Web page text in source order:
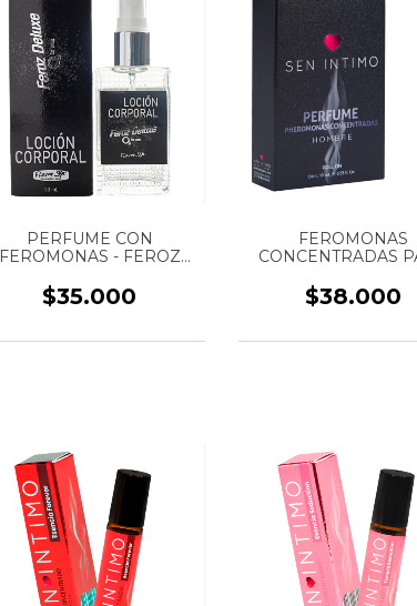
PERFUME CON
FEROMONAS - FEROZ
FLAVOR SEX - 30 ML
$35.000
FEROMONAS
CONCENTRADAS
CONCENTRACIÓN
ROLL ON - MARCA
$38.000